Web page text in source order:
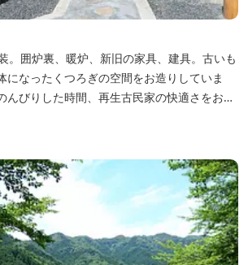
。囲炉裏、暖炉、新旧の家具、建具。古いも
になったくつろぎの空間をお造りしていま
んびりした時間、再生古民家の快適さをお楽
アウト 》 10：00まで 【御利用